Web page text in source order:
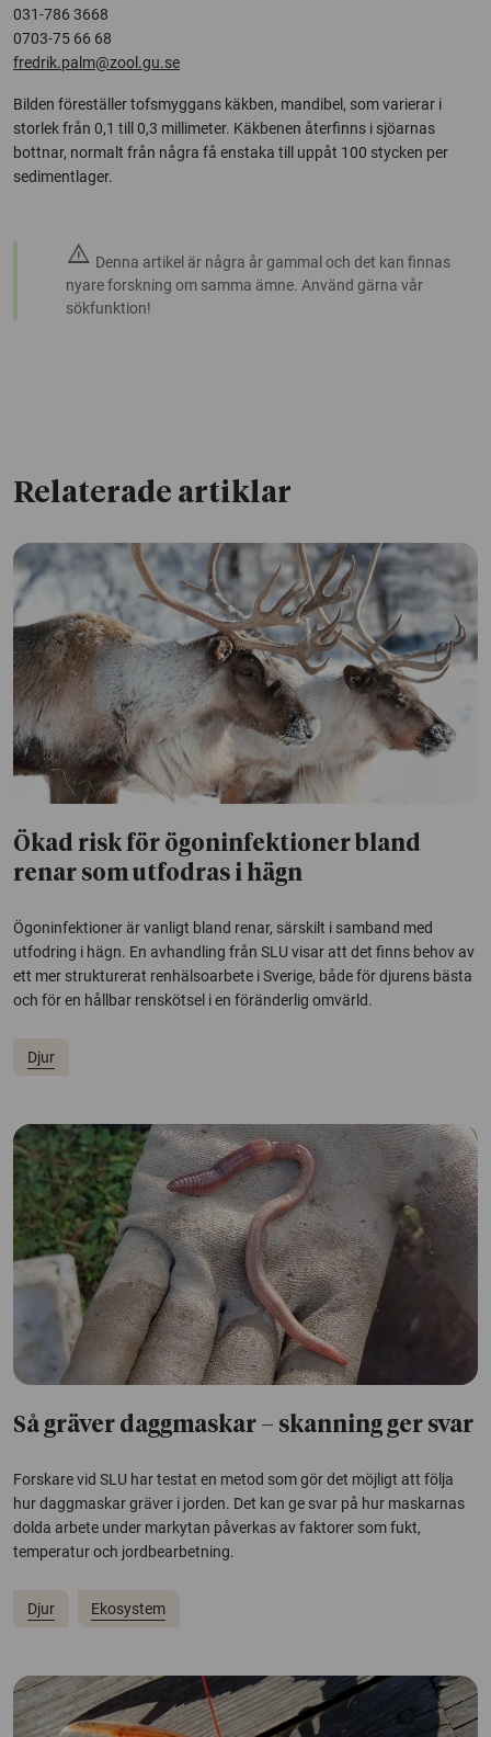
031-786 3668
0703-75 66 68
fredrik.palm@zool.gu.se
Bilden föreställer tofsmyggans käkben, mandibel, som varierar i
storlek från 0,1 till 0,3 millimeter. Käkbenen återfinns i sjöarnas
bottnar, normalt från några få enstaka till uppåt 100 stycken per
sedimentlager.
warning Denna artikel är några år gammal och det kan finnas
nyare forskning om samma ämne. Använd gärna vår
sökfunktion!
Relaterade artiklar
Ökad risk för ögoninfektioner bland
renar som utfodras i hägn
Ögoninfektioner är vanligt bland renar, särskilt i samband med
utfodring i hägn. En avhandling från SLU visar att det finns behov av
ett mer strukturerat renhälsoarbete i Sverige, både för djurens bästa
och för en hållbar renskötsel i en föränderlig omvärld.
Djur
Så gräver daggmaskar – skanning ger svar
Forskare vid SLU har testat en metod som gör det möjligt att följa
hur daggmaskar gräver i jorden. Det kan ge svar på hur maskarnas
dolda arbete under markytan påverkas av faktorer som fukt,
temperatur och jordbearbetning.
Djur Ekosystem